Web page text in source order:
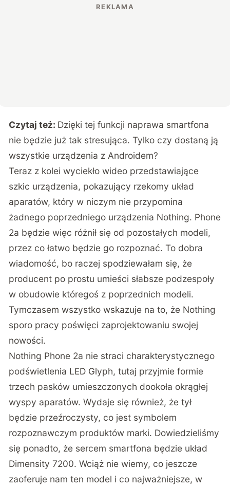
Czytaj też: Dzięki tej funkcji naprawa smartfona
nie będzie już tak stresująca. Tylko czy dostaną ją
wszystkie urządzenia z Androidem?
Teraz z kolei wyciekło wideo przedstawiające
szkic urządzenia, pokazujący rzekomy układ
aparatów, który w niczym nie przypomina
żadnego poprzedniego urządzenia Nothing. Phone
2a będzie więc różnił się od pozostałych modeli,
przez co łatwo będzie go rozpoznać. To dobra
wiadomość, bo raczej spodziewałam się, że
producent po prostu umieści słabsze podzespoły
w obudowie któregoś z poprzednich modeli.
Tymczasem wszystko wskazuje na to, że Nothing
sporo pracy poświęci zaprojektowaniu swojej
nowości.
Nothing Phone 2a nie straci charakterystycznego
podświetlenia LED Glyph, tutaj przyjmie formie
trzech pasków umieszczonych dookoła okrągłej
wyspy aparatów. Wydaje się również, że tył
będzie przeźroczysty, co jest symbolem
rozpoznawczym produktów marki. Dowiedzieliśmy
się ponadto, że sercem smartfona będzie układ
Dimensity 7200. Wciąż nie wiemy, co jeszcze
zaoferuje nam ten model i co najważniejsze, w